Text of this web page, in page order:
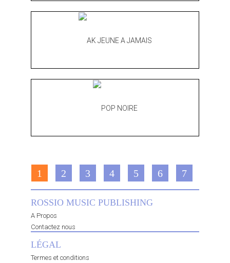
1 2 3 4 5 6 7
ROSSIO MUSIC PUBLISHING
A Propos
Contactez nous
LÉGAL
Termes et conditions